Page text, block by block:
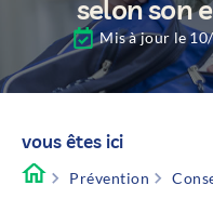
selon son
Mis à jour le
vous êtes ici
Prévention